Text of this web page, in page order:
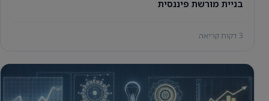
בניית מורשת פיננסית
3 דקות קריאה